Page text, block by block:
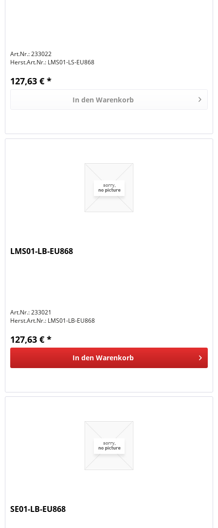
Art.Nr.: 233022
Herst.Art.Nr.: LMS01-LS-EU868
127,63 € *
In den Warenkorb
LMS01-LB-EU868
Art.Nr.: 233021
Herst.Art.Nr.: LMS01-LB-EU868
127,63 € *
In den Warenkorb
SE01-LB-EU868